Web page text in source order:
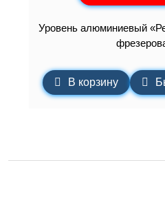
Уровень алюминиевый
В корзину